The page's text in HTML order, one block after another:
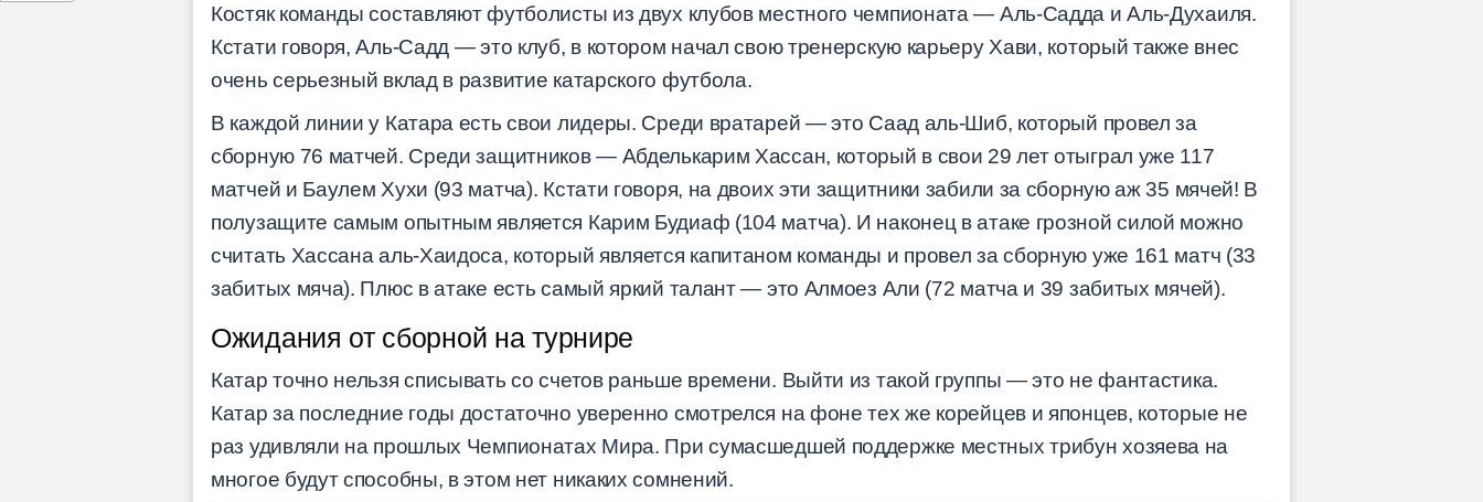
Костяк команды составляют футболисты из двух клубов местного чемпионата — Аль-Садда и Аль-Духаиля.
Кстати говоря, Аль-Садд — это клуб, в котором начал свою тренерскую карьеру Хави, который также внес
очень серьезный вклад в развитие катарского футбола.
В каждой линии у Катара есть свои лидеры. Среди вратарей — это Саад аль-Шиб, который провел за
сборную 76 матчей. Среди защитников — Абделькарим Хассан, который в свои 29 лет отыграл уже 117
матчей и Баулем Хухи (93 матча). Кстати говоря, на двоих эти защитники забили за сборную аж 35 мячей! В
полузащите самым опытным является Карим Будиаф (104 матча). И наконец в атаке грозной силой можно
считать Хассана аль-Хаидоса, который является капитаном команды и провел за сборную уже 161 матч (33
забитых мяча). Плюс в атаке есть самый яркий талант — это Алмоез Али (72 матча и 39 забитых мячей).
Ожидания от сборной на турнире
Катар точно нельзя списывать со счетов раньше времени. Выйти из такой группы — это не фантастика.
Катар за последние годы достаточно уверенно смотрелся на фоне тех же корейцев и японцев, которые не
раз удивляли на прошлых Чемпионатах Мира. При сумасшедшей поддержке местных трибун хозяева на
многое будут способны, в этом нет никаких сомнений.